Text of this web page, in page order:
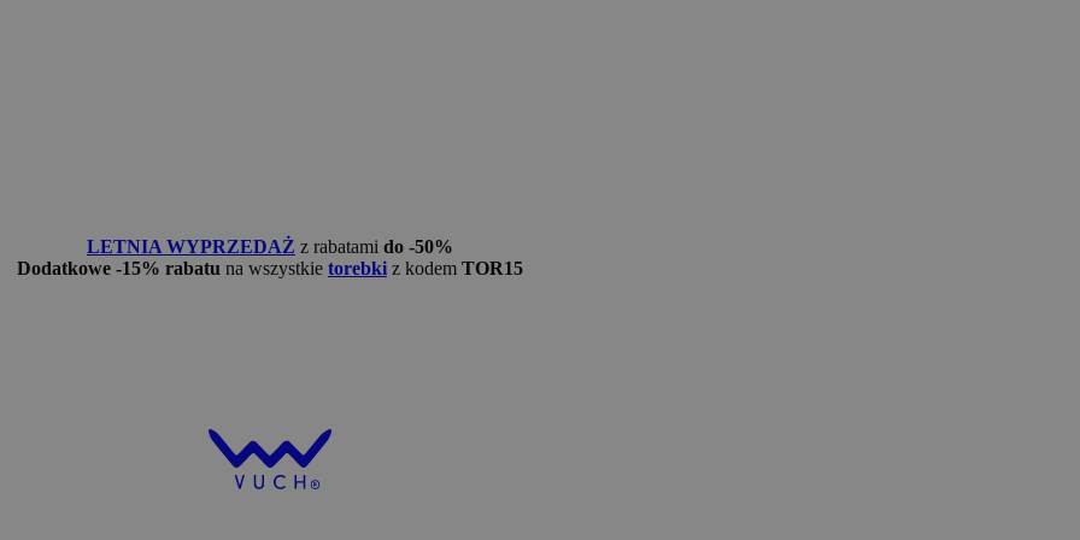
LETNIA WYPRZEDAŻ z rabatami do -50%
Dodatkowe -15% rabatu na wszystkie torebki z kodem TOR15